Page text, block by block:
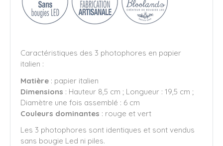
Caractéristiques des 3 photophores en papier
italien :
Matière : papier italien
Dimensions : Hauteur 8,5 cm ; Longueur : 19,5 cm ;
Diamètre une fois assemblé : 6 cm
Couleurs dominantes : rouge et vert
Les 3 photophores sont identiques et sont vendus
sans bougie Led ni piles.